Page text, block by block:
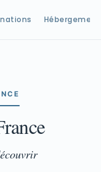
Hébergement